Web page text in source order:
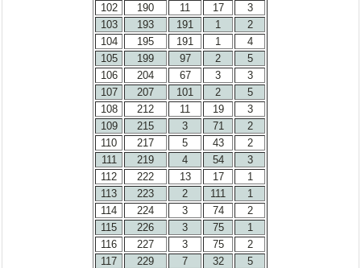
102
190 11 17
3
103
193 191 1
2
104
195 191 1
4
105
199 97 2
5
106
204 67 3
3
107
207 101 2
5
108
212 11 19
3
109
215 3 71
2
110
217 5 43
2
111
219 4 54
3
112
222 13 17
1
113
223 2 111
1
114
224 3 74
2
115
226 3 75
1
116
227 3 75
2
117
229 7 32
5